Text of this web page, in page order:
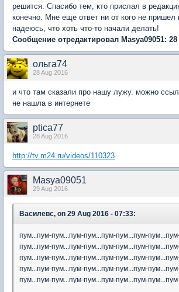
решится. Спасибо тем, кто прислал в
конечно. Мне еще ответ ни от кого не пришел
надеюсь, что хоть что-то начали делать!
Сообщение отредактировал Masya09051:
ольга74
28 Aug 2016
и что там сказали про нашу лужу. можно
не нашла в интернете
ptica77
28 Aug 2016
http://tv.m24.ru/videos/110323
Masya09051
29 Aug 2016
Василевс, on 29 Aug 2016 - 07:33:
пум...пум-пум...пум-пум...пум-пум...пум-
пум...пум-пум...пум-пум...пум-пум...пум-
пум...пум-пум...пум-пум...пум-пум...пум-
пум...пум-пум...пум-пум...пум-пум...пум-
пум...пум-пум...пум-пум...пум-пум...пум-